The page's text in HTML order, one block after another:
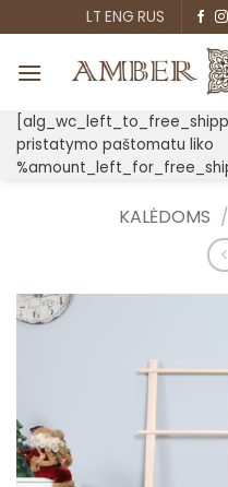
to
content
LT ENG RUS
pristatymo paštomatu liko
KALĖDOMS /